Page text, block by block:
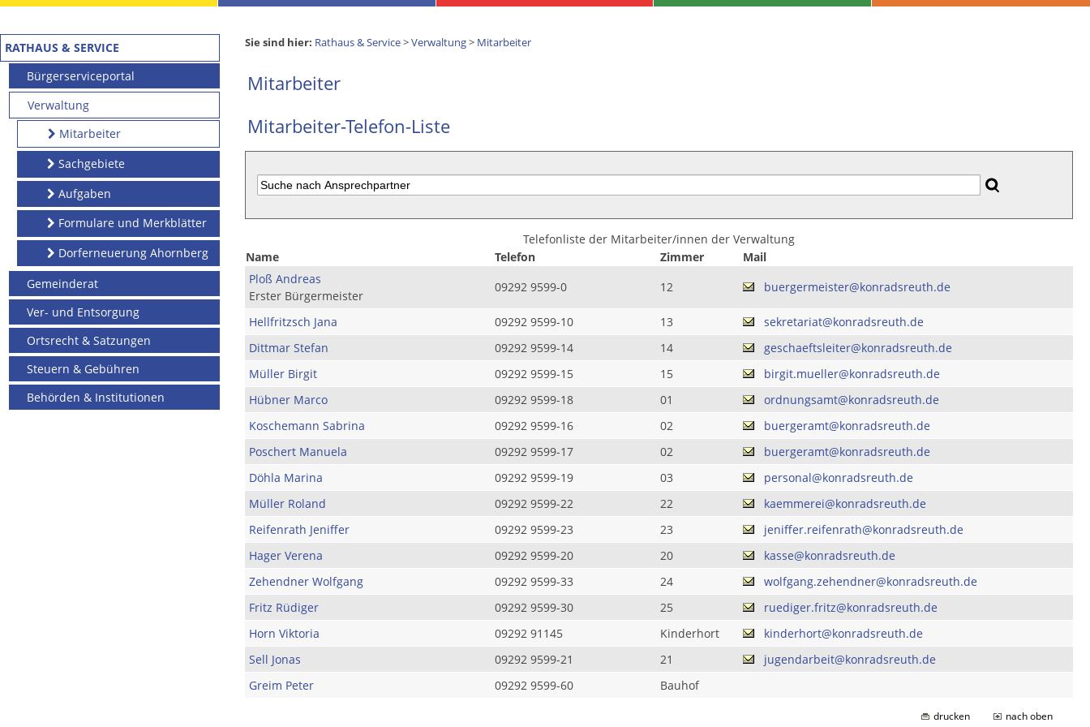
RATHAUS & SERVICE
Bürgerserviceportal
Verwaltung
Mitarbeiter
Sachgebiete
Aufgaben
Formulare und Merkblätter
Dorferneuerung Ahornberg
Gemeinderat
Ver- und Entsorgung
Ortsrecht & Satzungen
Steuern & Gebühren
Behörden & Institutionen
Sie sind hier: Rathaus & Service>Verwaltung> Mitarbeiter
Mitarbeiter
Mitarbeiter-Telefon-Liste
Telefonliste der Mitarbeiter/innen der Verwaltung
Name
Telefon Zimmer
Mail
Ploß Andreas
Erster Bürgermeister
09292 9599-0 12 buergermeister@konradsreuth.de
Hellfritzsch Jana 09292 9599-10 13
sekretariat@konradsreuth.de
Dittmar Stefan
09292 9599-14 14
geschaeftsleiter@konradsreuth.de
Müller Birgit
09292 9599-15 15
birgit.mueller@konradsreuth.de
Hübner Marco
09292 9599-18 01
ordnungsamt@konradsreuth.de
Koschemann Sabrina
09292 9599-16 02
buergeramt@konradsreuth.de
Poschert Manuela
09292 9599-17 02
buergeramt@konradsreuth.de
Döhla Marina
09292 9599-19 03
personal@konradsreuth.de
Müller Roland
09292 9599-22 22
kaemmerei@konradsreuth.de
Reifenrath Jeniffer
09292 9599-23 23
jeniffer.reifenrath@konradsreuth.de
Hager Verena
09292 9599-20 20
kasse@konradsreuth.de
Zehendner Wolfgang
09292 9599-33 24
wolfgang.zehendner@konradsreuth.de
Fritz Rüdiger
09292 9599-30 25
ruediger.fritz@konradsreuth.de
Horn Viktoria
09292 91145 Kinderhort
kinderhort@konradsreuth.de
Sell Jonas
09292 9599-21 21
jugendarbeit@konradsreuth.de
Greim Peter
09292 9599-60 Bauhof
drucken nach oben